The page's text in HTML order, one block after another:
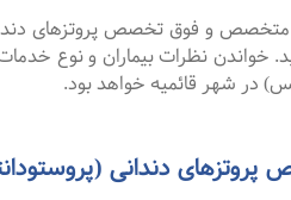
متخصص و فوق تخصص پروتزهای
نظرات بیماران و نوع
در شهر قائمیه خواهد بود.
دندانی